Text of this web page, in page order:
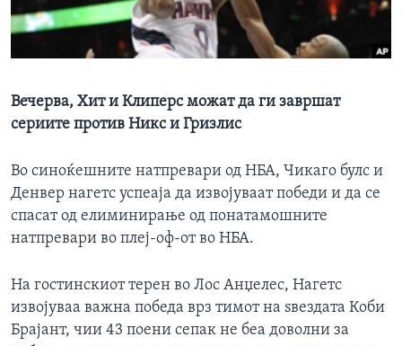
ИНТЕРВЈУА
Јазици
Вечерва, Хит и Клиперс можат да ги завршат
сериите против Никс и Гризлис
Во синоќешните натпревари од НБА, Чикаго булс и
Денвер нагетс успеаја да извојуваат победи и да се
спасат од елиминирање од понатамошните
натпревари во плеј-оф-от во НБА.
На гостинскиот терен во Лос Анџелес, Нагетс
извојуваа важна победа врз тимот на ѕвездата Коби
Брајант, чии 43 поени сепак не беа доволни за